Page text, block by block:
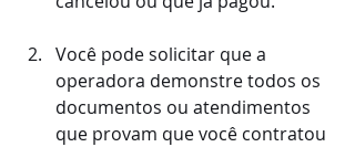
Você pode solicitar que a
operadora demonstre todos os
documentos ou atendimentos
que provam que você contratou